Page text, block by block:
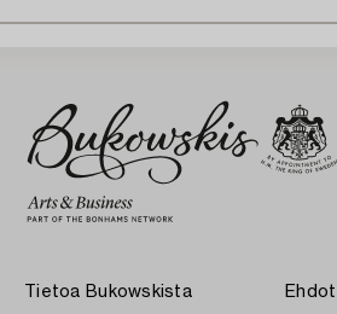
Tietoa Bukowskista Ehdot